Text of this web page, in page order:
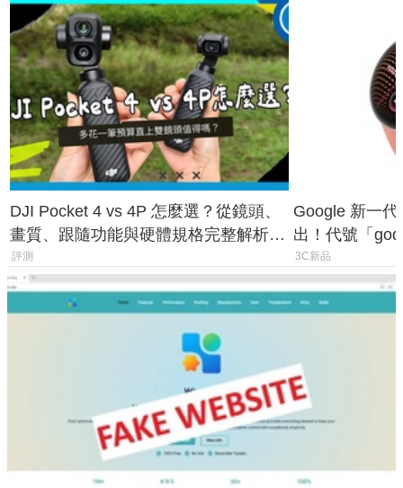
DJI Pocket 4 vs 4P 怎麼選？從鏡頭、
畫質、跟隨功能與硬體規格完整解析，
一次看懂兩台差異
評測
Google 新一
出！代號「
鎖定 AI 應用
3C新品